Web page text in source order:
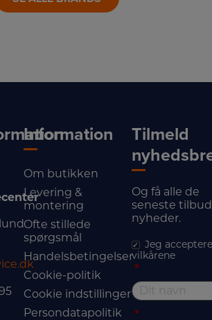
Information
Om butikken
Levering &
montering
Ofte stillede
spørgsmål
Handelsbetingelser
Cookie-politik
Cookie indstillinger
Persondatapolitik
Tilmeld
Og få alle de
seneste
nyheder.
Jeg
vilkårene
*
*